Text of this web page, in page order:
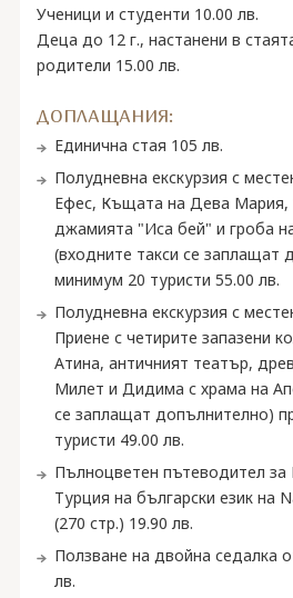
Ученици и студенти 10.00 лв.
Деца до 12 г., настанени в
родители 15.00 лв.
ДОПЛАЩАНИЯ:
Единична стая 105 лв.
Полудневна екскурзия с
Ефес, Къщата на Дева
джамията "Иса бей" и гроба
(входните такси се заплащат
минимум 20 туристи 55.00 лв.
Полудневна екскурзия с
Приене с четирите запазени
Атина, античният театър,
Милет и Дидима с храма на
се заплащат допълнително)
туристи 49.00 лв.
Пълноцветен пътеводител за
Турция на български език на
(270 стр.) 19.90 лв.
Ползване на двойна седалка
лв.